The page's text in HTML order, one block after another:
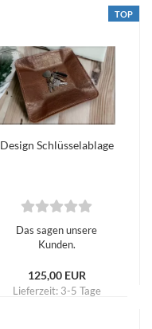
TOP
Design Schlüsselablage
Das sagen unsere
Kunden.
125,00 EUR
Lieferzeit: 3-5 Tage